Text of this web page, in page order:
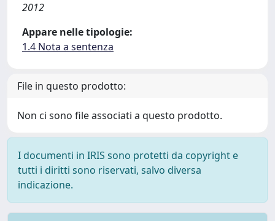
2012
Appare nelle tipologie:
1.4 Nota a sentenza
File in questo prodotto:
Non ci sono file associati a questo prodotto.
I documenti in IRIS sono protetti da copyright e
tutti i diritti sono riservati, salvo diversa
indicazione.